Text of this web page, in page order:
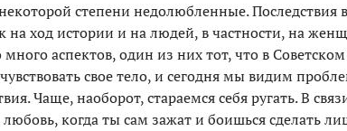
степени недолюбленные.
на ход истории и на людей, в частности, на
аспектов, один из них тот, что в
свое тело, и сегодня мы видим
Чаще, наоборот, стараемся себя ругать. В
когда ты сам зажат и боишься сделать